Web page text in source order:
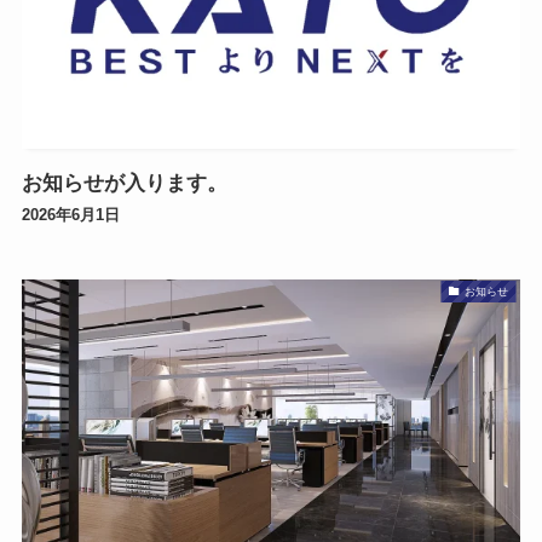
お知らせが入ります。
2026年6月1日
お知らせ